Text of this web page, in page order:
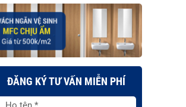
ĐĂNG KÝ TƯ VẤN MIỄN PHÍ